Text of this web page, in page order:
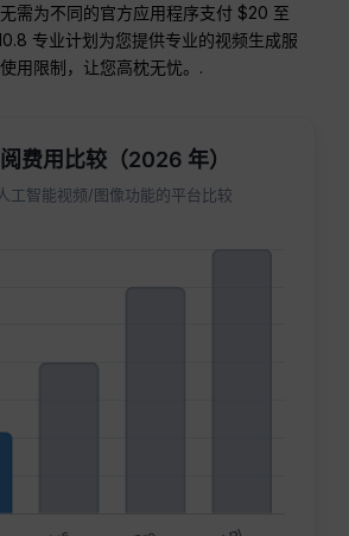
需为不同的官方应用程序支付 $20 至
专业计划为您提供专业的视频生成服
用限制，让您高枕无忧。.
费用比较（2026 年）
工智能视频/图像功能的平台比较